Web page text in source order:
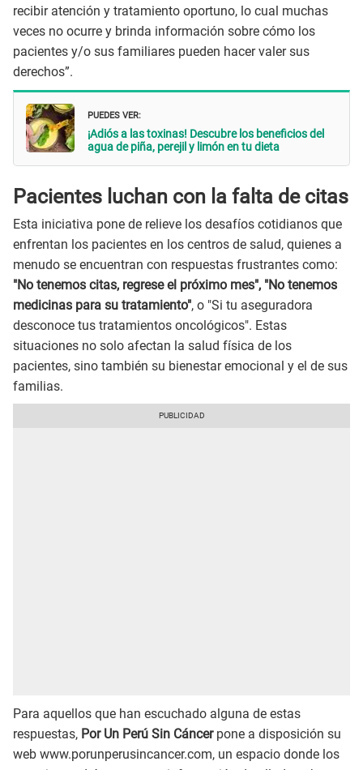
recibir atención y tratamiento oportuno, lo cual muchas
veces no ocurre y brinda información sobre cómo los
pacientes y/o sus familiares pueden hacer valer sus
derechos”.
PUEDES VER:
¡Adiós a las toxinas! Descubre los beneficios del
agua de piña, perejil y limón en tu dieta
Pacientes luchan con la falta de citas
Esta iniciativa pone de relieve los desafíos cotidianos que
enfrentan los pacientes en los centros de salud, quienes a
menudo se encuentran con respuestas frustrantes como:
"No tenemos citas, regrese el próximo mes", "No tenemos
medicinas para su tratamiento", o "Si tu aseguradora
desconoce tus tratamientos oncológicos". Estas
situaciones no solo afectan la salud física de los
pacientes, sino también su bienestar emocional y el de sus
familias.
Para aquellos que han escuchado alguna de estas
respuestas, Por Un Perú Sin Cáncerpone a disposición su
web www.porunperusincancer.com, un espacio donde los